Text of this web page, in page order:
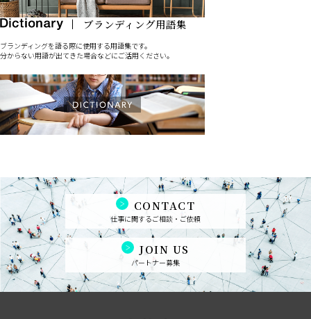
ブランディングを語る際に使用する用語集です。
分からない用語が出てきた場合などにご活用ください。
CONTACT
仕事に関するご相談・ご依頼
JOIN US
パートナー募集